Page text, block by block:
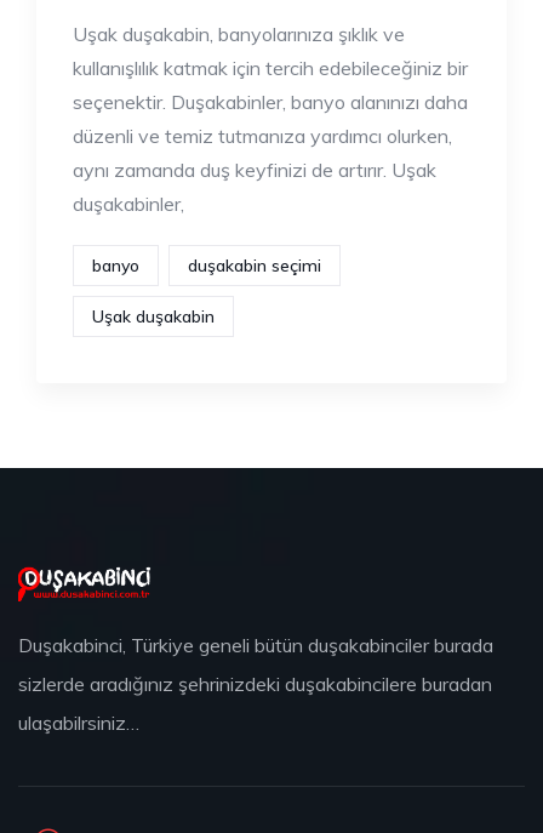
Uşak duşakabin, banyolarınıza şıklık ve
kullanışlılık katmak için tercih edebileceğiniz bir
seçenektir. Duşakabinler, banyo alanınızı daha
düzenli ve temiz tutmanıza yardımcı olurken,
aynı zamanda duş keyfinizi de artırır. Uşak
duşakabinler,
banyo duşakabin seçimi
Uşak duşakabin
Duşakabinci, Türkiye geneli bütün duşakabinciler burada
sizlerde aradığınız şehrinizdeki duşakabincilere buradan
ulaşabilrsiniz…